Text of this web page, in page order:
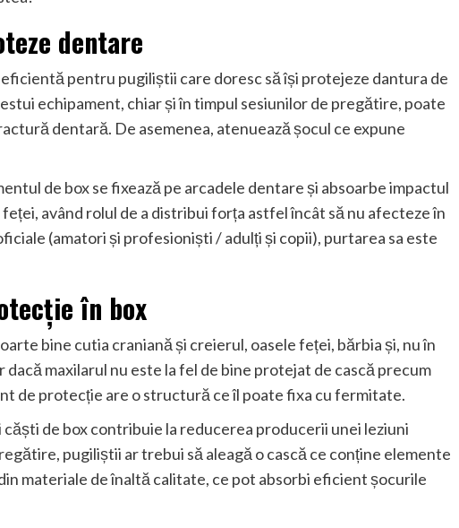
dentare
pentru pugiliștii care doresc să își protejeze dantura de
echipament, chiar și în timpul sesiunilor de pregătire, poate
dentară. De asemenea, atenuează șocul ce expune
de box se fixează pe arcadele dentare și absoarbe impactul
având rolul de a distribui forța astfel încât să nu afecteze în
(amatori și profesioniști / adulți și copii), purtarea sa este
în box
bine cutia craniană și creierul, oasele feței, bărbia și, nu în
maxilarul nu este la fel de bine protejat de cască precum
de protecție are o structură ce îl poate fixa cu fermitate.
de box contribuie la reducerea producerii unei leziuni
pugiliștii ar trebui să aleagă o cască ce conține elemente
materiale de înaltă calitate, ce pot absorbi eficient șocurile